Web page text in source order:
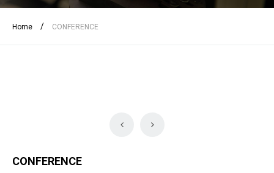
Home / CONFERENCE
CONFERENCE